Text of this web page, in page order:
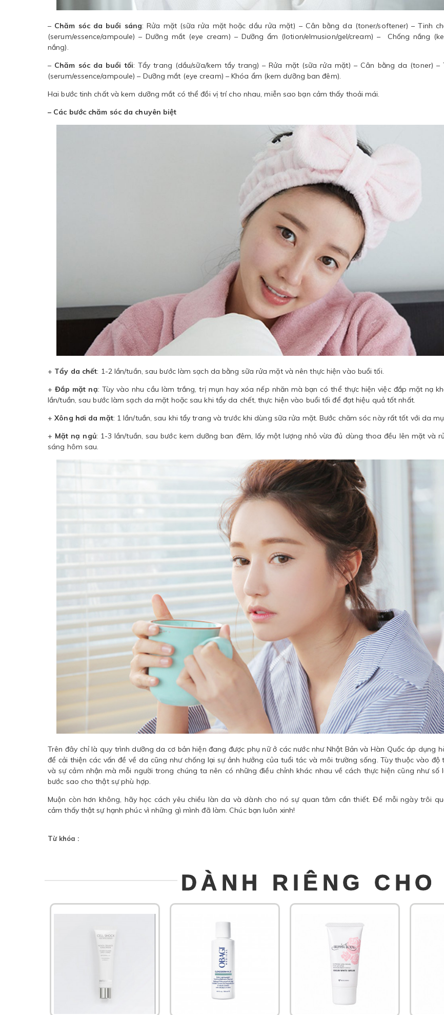
– Chăm sóc da buổi sáng: Rửa mặt (sữa rửa mặt hoặc dầu rửa mặt) – Cân bằng da (toner/softener) – Tinh
(serum/essence/ampoule) – Dưỡng mắt (eye cream) – Dưỡng ẩm (lotion/elmusion/gel/cream) – Chống nắng
nắng).
– Chăm sóc da buổi tối: Tẩy trang (dầu/sữa/kem tẩy trang) – Rửa mặt (sữa rửa mặt) – Cân bằng da (toner) –
(serum/essence/ampoule) – Dưỡng mắt (eye cream) – Khóa ẩm (kem dưỡng ban đêm).
Hai bước tinh chất và kem dưỡng mắt có thể đồi vị trí cho nhau, miễn sao bạn cảm thấy thoải mái.
– Các bước chăm sóc da chuyên biệt
+ Tẩy da chết: 1-2 lần/tuần, sau bước làm sạch da bằng sữa rửa mặt và nên thực hiện vào buổi tối.
+Đắp mặt nạ: Tùy vào nhu cầu làm trắng, trị mụn hay xóa nếp nhăn mà bạn có thể thực hiện việc đắp mặt nạ
lần/tuần, sau bước làm sạch da mặt hoặc sau khi tẩy da chết, thực hiện vào buổi tối để đạt hiệu quả tốt nhất.
+Xông hơi da mặt: 1 lần/tuần, sau khi tẩy trang và trước khi dùng sữa rửa mặt. Bước chăm sóc này rất tốt với da
+ Mặt nạ ngủ: 1-3 lần/tuần, sau bước kem dưỡng ban đêm, lấy một lượng nhỏ vừa đủ dùng thoa đều lên mặt và
sáng hôm sau.
Trên đây chỉ là quy trình dưỡng da cơ bản hiện đang được phụ nữ ở các nước như Nhật Bản và Hàn Quốc áp dụng
để cải thiện các vấn đề về da cũng như chống lại sự ảnh hưởng của tuổi tác và môi trường sống. Tùy thuộc vào độ
và sự cảm nhận mà mỗi người trong chúng ta nên có những điều chỉnh khác nhau về cách thực hiện cũng như số
bước sao cho thật sự phù hợp.
Muộn còn hơn không, hãy học cách yêu chiều làn da và dành cho nó sự quan tâm cần thiết. Để mỗi ngày trôi
cảm thấy thật sự hạnh phúc vì những gì mình đã làm. Chúc bạn luôn xinh!
Từ khóa :
DÀNH RIÊNG CHO